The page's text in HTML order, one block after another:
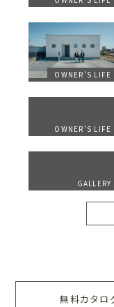
OWNER'S LIFE
OWNER'S LIFE
GALLERY
無料カタロ